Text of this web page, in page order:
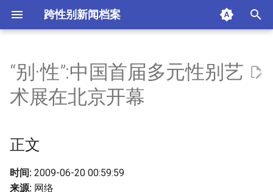
跨性别新闻档案
n
t
a
l
正文
附加信息 [Processed Page
“别·性”:中国首届多元性别艺
术展在北京开幕
正文
时间: 2009-06-20 00:59:59
来源: 网络